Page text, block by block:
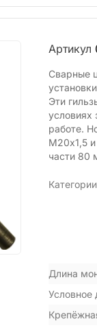
Артикул
Сварные
Эти
условиях
работе.
М20х1,5
части 80
Категории
Длина
Условное